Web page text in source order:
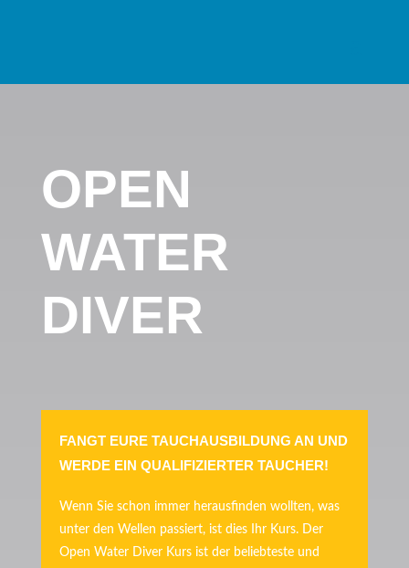
OPEN
WATER
DIVER
FANGT EURE TAUCHAUSBILDUNG AN UND
WERDE EIN QUALIFIZIERTER TAUCHER!
Wenn Sie schon immer herausfinden wollten, was
unter den Wellen passiert, ist dies Ihr Kurs. Der
Open Water Diver Kurs ist der beliebteste und